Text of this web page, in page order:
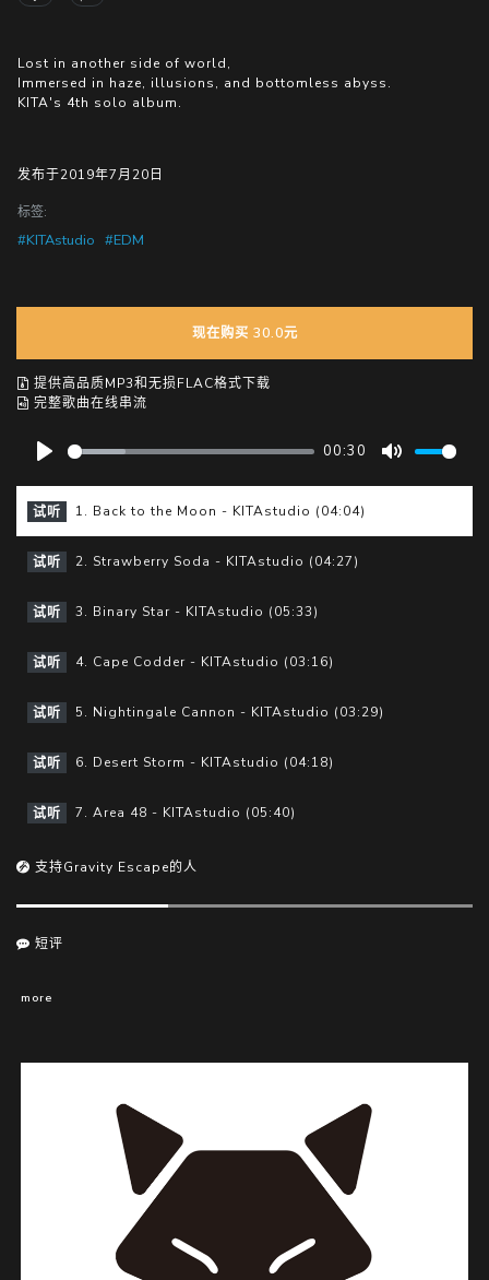
Lost in another side of world,
Immersed in haze, illusions, and bottomless abyss.
KITA's 4th solo album.
发布于2019年7月20日
标签:
#KITAstudio #EDM
现在购买 30.0元
提供高品质MP3和无损FLAC格式下载
完整歌曲在线串流
l
a
y
00:30
试听 1. Back to the Moon - KITAstudio (04:04)
试听 2. Strawberry Soda - KITAstudio (04:27)
试听 3. Binary Star - KITAstudio (05:33)
试听 4. Cape Codder - KITAstudio (03:16)
试听 5. Nightingale Cannon - KITAstudio (03:29)
试听 6. Desert Storm - KITAstudio (04:18)
试听 7. Area 48 - KITAstudio (05:40)
支持Gravity Escape的人
短评
more